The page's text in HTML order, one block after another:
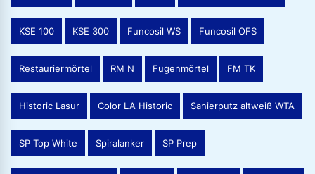
KSE 100 KSE 300 Funcosil WS Funcosil OFS
Restauriermörtel RM N Fugenmörtel FM TK
Historic Lasur Color LA Historic Sanierputz altweiß WTA
SP Top White Spiralanker SP Prep